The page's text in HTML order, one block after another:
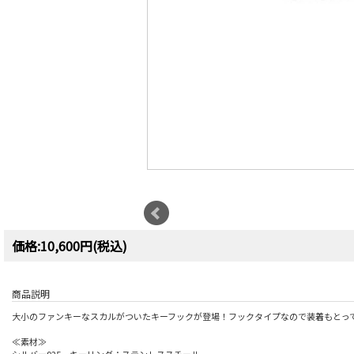
価格:10,600円(税込)
商品説明
大小のファンキーなスカルがついたキーフックが登場！フックタイプなので装着もとっ
≪素材≫